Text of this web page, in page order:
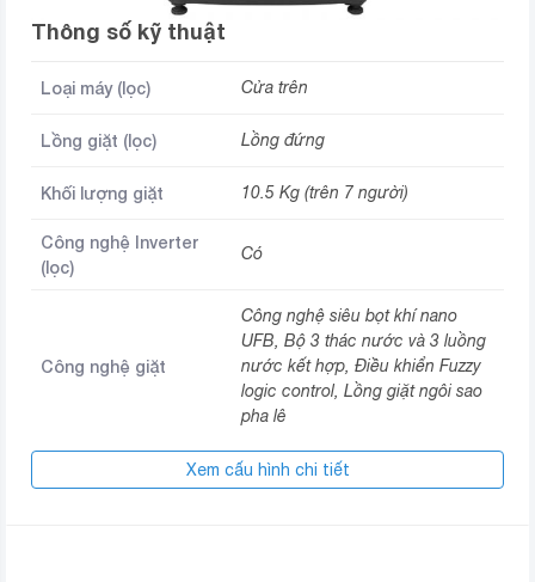
Thông số kỹ thuật
Loại máy (lọc) Cửa trên
Lồng giặt (lọc) Lồng đứng
Khối lượng giặt 10.5 Kg (trên 7 người)
Công nghệ Inverter
(lọc)
Có
Công nghệ giặt
Công nghệ siêu bọt khí nano
UFB, Bộ 3 thác nước và 3 luồng
nước kết hợp, Điều khiển Fuzzy
logic control, Lồng giặt ngôi sao
pha lê
Phục hồi chương trình dang dở,
Không nguồn chờ, Chức năng
Xem cấu hình chi tiết